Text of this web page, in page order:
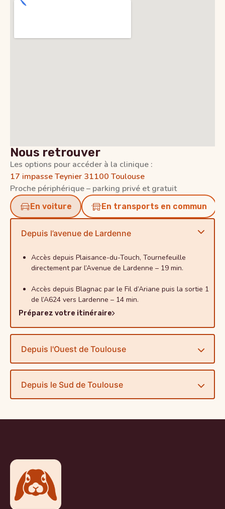
Nous retrouver
Les options pour accéder à la clinique :
17 impasse Teynier 31100 Toulouse
Proche périphérique – parking privé et gratuit
En voiture En transports en commun
Depuis l’avenue de Lardenne
Accès depuis Plaisance-du-Touch, Tournefeuille
directement par l’Avenue de Lardenne – 19 min.
Accès depuis Blagnac par le Fil d’Ariane puis la sortie 1
de l’A624 vers Lardenne – 14 min.
Préparez votre itinéraire
Depuis l'Ouest de Toulouse
Depuis le Sud de Toulouse